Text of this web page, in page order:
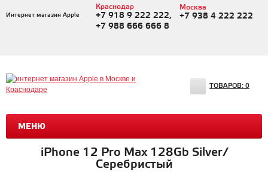
Интернет магазин Apple
Краснодар
+7 918 9 222 222,
+7 988 666 666 8
Москва
+7 938 4 222 222
МЕНЮ
ТОВАРОВ: 0
iPhone 12 Pro Max 128Gb Silver/
Серебристый